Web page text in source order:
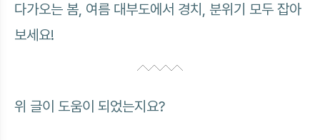
다가오는 봄, 여름 대부도에서 경치, 분위기 모두 잡아
보세요!
위 글이 도움이 되었는지요?